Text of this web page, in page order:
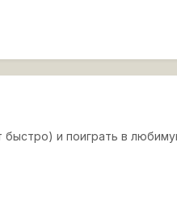
быстро) и поиграть в